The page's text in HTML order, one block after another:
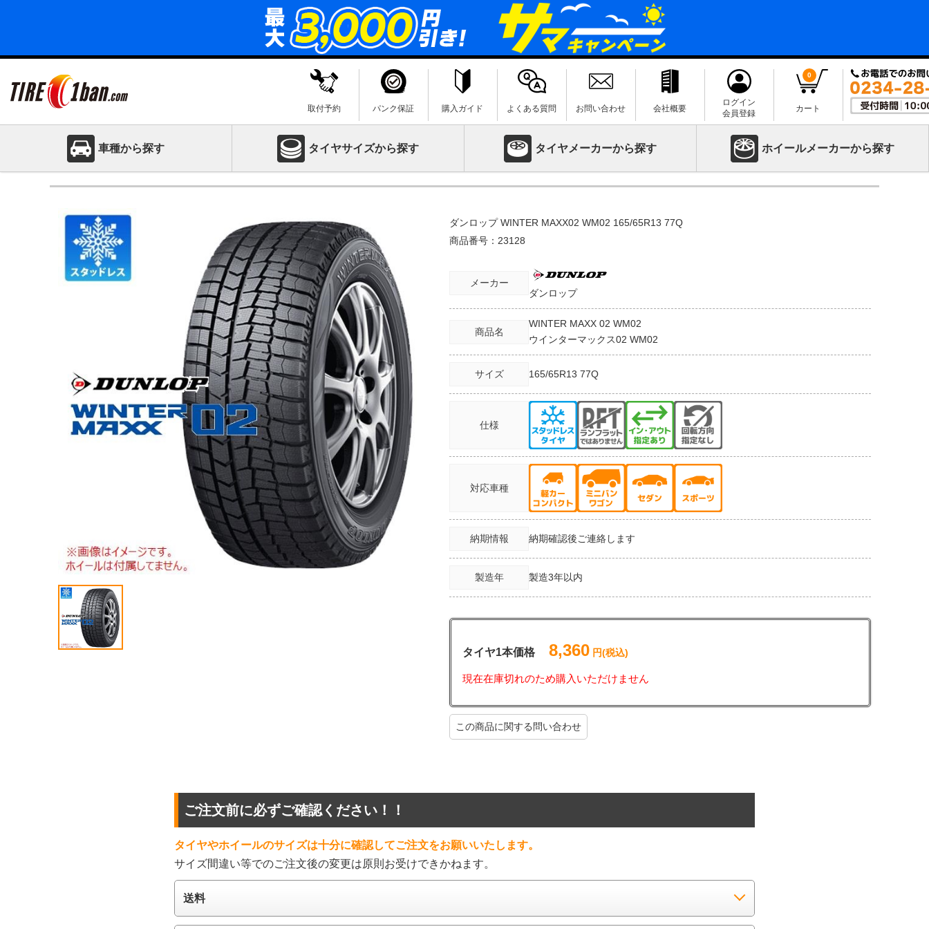
取付予約 パンク保証 購入ガイド よくある質問 お問い合わせ 会社概要
ログイン
会員登録
0
カート
車種から探す タイヤサイズから探す タイヤメーカーから探す ホイールメーカーから探す
ダンロップ WINTER MAXX02 WM02 165/65R13 77Q
商品番号： 23128
メーカー
ダンロップ
商品名
WINTER MAXX 02 WM02
ウインターマックス02 WM02
サイズ 165/65R1377Q
仕様
対応車種
納期情報 納期確認後ご連絡します
製造年 製造3年以内
タイヤ1本価格 8,360 円(税込)
現在在庫切れのため購入いただけません
この商品に関する問い合わせ
ご注文前に必ずご確認ください！！
タイヤやホイールのサイズは十分に確認してご注文をお願いいたします。
サイズ間違い等でのご注文後の変更は原則お受けできかねます。
送料